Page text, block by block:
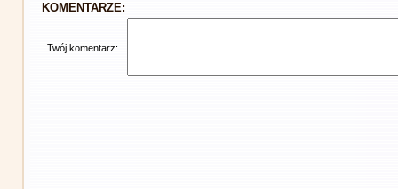
KOMENTARZE:
Twój komentarz: